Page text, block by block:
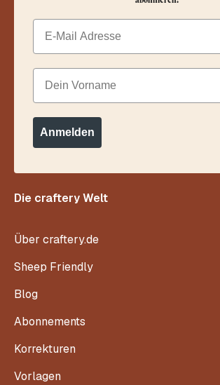
Die craftery Welt
Über craftery.de
Sheep Friendly
Blog
Abonnements
Korrekturen
Vorlagen
Email
Dein Vorname
Anmelden